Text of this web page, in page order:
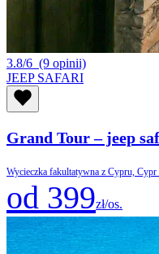
3.8/6 (9 opinii)
JEEP SAFARI
Grand Tour – jeep
Wycieczka fakultatywna z Cypru, Cypr
od 399zł/os.